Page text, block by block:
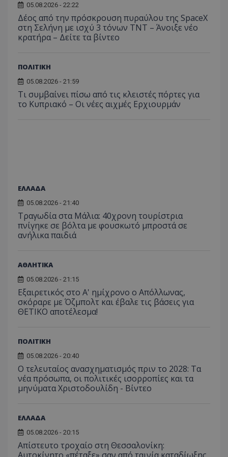
05.08.2026 - 22:22
Δέος από την πρόσκρουση πυραύλου της SpaceX
στη Σελήνη με ισχύ 3 τόνων TNT – Άνοιξε νέο
κρατήρα – Δείτε τα βίντεο
ΠΟΛΙΤΙΚΗ
05.08.2026 - 21:59
Τι συμβαίνει πίσω από τις κλειστές πόρτες για
το Κυπριακό – Οι νέες αιχμές Ερχιουρμάν
ΕΛΛΑΔΑ
05.08.2026 - 21:40
Τραγωδία στα Μάλια: 40χρονη τουρίστρια
πνίγηκε σε βόλτα με φουσκωτό μπροστά σε
ανήλικα παιδιά
ΑΘΛΗΤΙΚΑ
05.08.2026 - 21:15
Εξαιρετικός στο Α' ημίχρονο ο Απόλλωνας,
σκόραρε με Όζμπολτ και έβαλε τις βάσεις για
ΘΕΤΙΚΟ αποτέλεσμα!
ΠΟΛΙΤΙΚΗ
05.08.2026 - 20:40
Ο τελευταίος ανασχηματισμός πριν το 2028: Τα
νέα πρόσωπα, οι πολιτικές ισορροπίες και τα
μηνύματα Χριστοδουλίδη - Βίντεο
ΕΛΛΑΔΑ
05.08.2026 - 20:15
Απίστευτο τροχαίο στη Θεσσαλονίκη:
ASP.NET_SessionId
.youtube.com